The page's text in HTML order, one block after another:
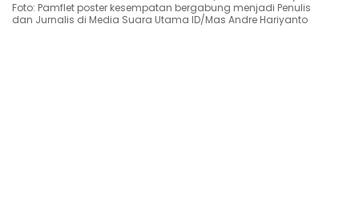
Foto: Pamflet poster kesempatan bergabung menjadi Penulis
dan Jurnalis di Media Suara Utama ID/Mas Andre Hariyanto